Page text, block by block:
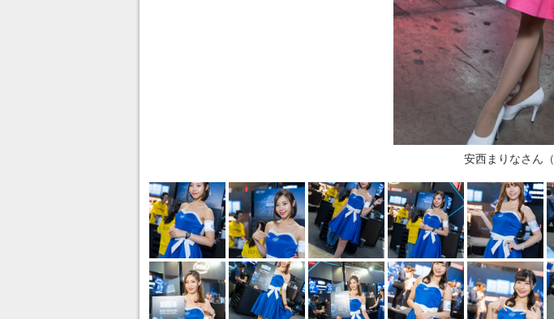
安西まりなさん（